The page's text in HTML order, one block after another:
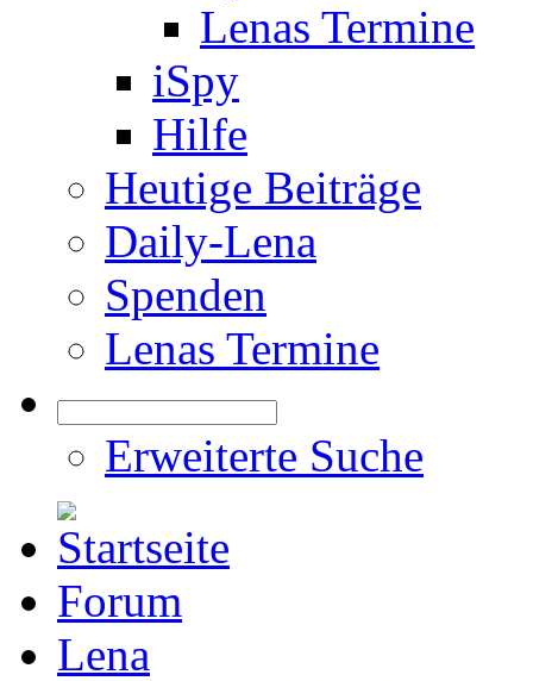
Lenas Termine
iSpy
Hilfe
Heutige Beiträge
Daily-Lena
Spenden
Lenas Termine
Erweiterte Suche
Forum
Lena